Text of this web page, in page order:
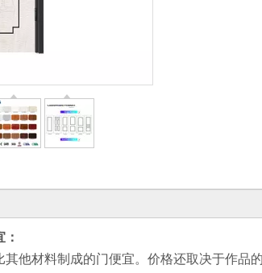
其他材料制成的门便宜。价格还取决于作品